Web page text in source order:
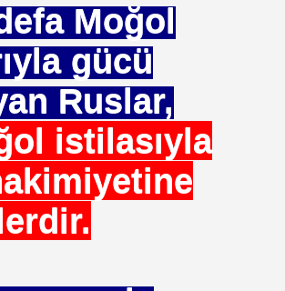
Moğol
gücü
Ruslar,
istilasıyla
HALİÇ KONGRE MRK.
SUÇU NEDEN GÖNDERLDİ